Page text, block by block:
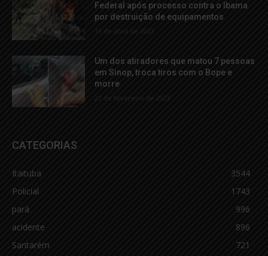
Federal após processo contra o Ibama
por destruição de equipamentos
19 de abril de 2023
Um dos atiradores que matou 7 pessoas
em Sinop, troca tiros com o Bope e
morre
22 de fevereiro de 2023
CATEGORIAS
Itaituba
3544
Policial
1743
pará
996
acidente
896
Santarém
721